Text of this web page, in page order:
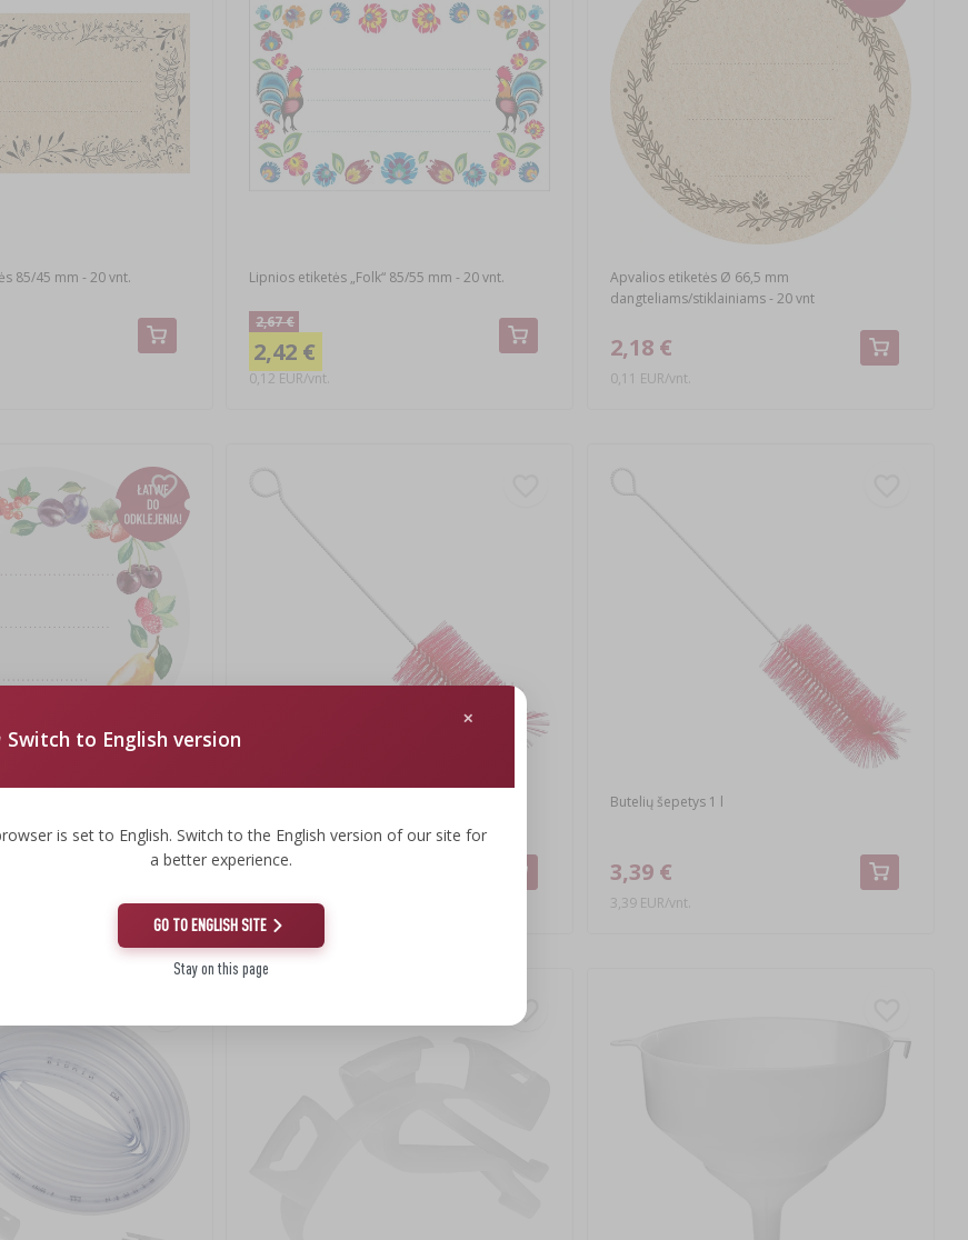
85/45 mm - 20 vnt. Lipnios etiketės „Folk“ 85/55 mm - 20 vnt.
2,67 €
2,42 €
0,12 EUR/vnt.
Apvalios etiketės Ø 66,5 mm
dangteliams/stiklainiams - 20 vnt
2,18 €
0,11 EUR/vnt.
50 mm
- 20 vnt
2,82 €
2,82 EUR/vnt.
Butelių šepetys 1 l
3,39 €
3,39 EUR/vnt.
Switch to English version
is set to English. Switch to the English version of our site for
a better experience.
GO TO ENGLISH SITE
Stay on this page